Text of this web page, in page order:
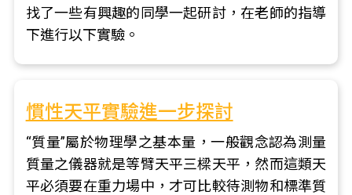
找了一些有興趣的同學一起研討，在老師的指導
下進行以下實驗。
慣性天平實驗進一步探討
“質量”屬於物理學之基本量，一般觀念認為測量
質量之儀器就是等臂天平三樑天平，然而這類天
平必須要在重力場中，才可比較待測物和標準質